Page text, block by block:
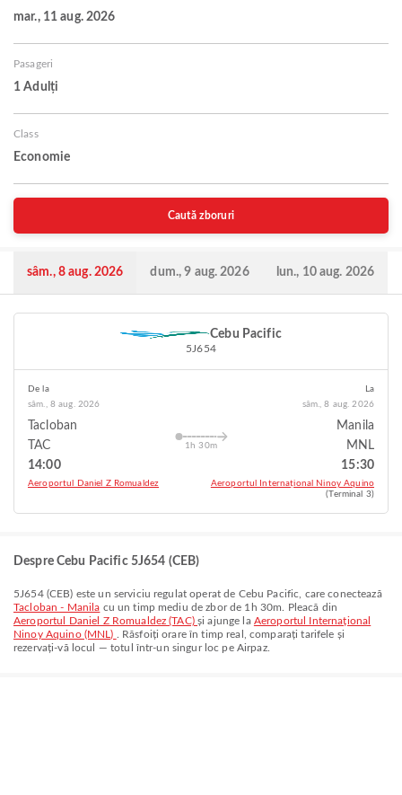
mar., 11 aug. 2026
Pasageri
1 Adulți
Class
Economie
Caută zboruri
sâm., 8 aug. 2026 dum., 9 aug. 2026 lun., 10 aug. 2026
Cebu Pacific
5J654
De la
sâm., 8 aug. 2026
Tacloban
TAC
14:00
Aeroportul Daniel Z Romualdez
1h 30m
La
sâm., 8 aug. 2026
Manila
MNL
15:30
Aeroportul Internațional Ninoy Aquino
(Terminal 3)
Despre Cebu Pacific 5J654 (CEB)
5J654(CEB) este un serviciu regulat operat de Cebu Pacific
, care conectează
Tacloban - Manila cu un timp mediu de zbor de 1h 30m
. Pleacă din
Aeroportul Daniel Z Romualdez (TAC)și ajunge la Aeroportul Internațional
Ninoy Aquino (MNL)
. Răsfoiți orare în timp real, comparați tarifele și
rezervați-vă locul — totul într-un singur loc pe Airpaz.